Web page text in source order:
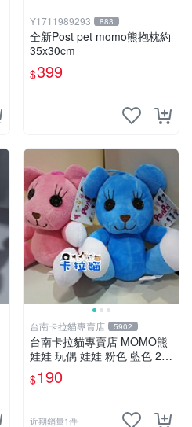
Y1711989293 883
全新Post pet momo熊抱枕約
35x30cm
$399
台南卡拉貓專賣店 5902
台南卡拉貓專賣店 MOMO熊
娃娃 玩偶 娃娃 粉色 藍色 2色
分售
$190
近期銷量1件